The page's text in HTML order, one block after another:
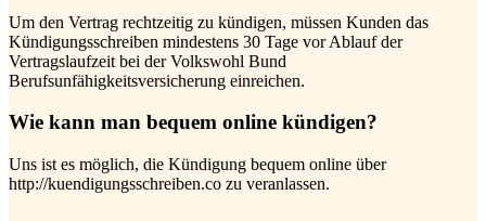
Um den Vertrag rechtzeitig zu kündigen, müssen Kunden das
Kündigungsschreiben mindestens 30 Tage vor Ablauf der
Vertragslaufzeit bei der Volkswohl Bund
Berufsunfähigkeitsversicherung einreichen.
Wie kann man bequem online kündigen?
Uns ist es möglich, die Kündigung bequem online über
http://kuendigungsschreiben.co zu veranlassen.